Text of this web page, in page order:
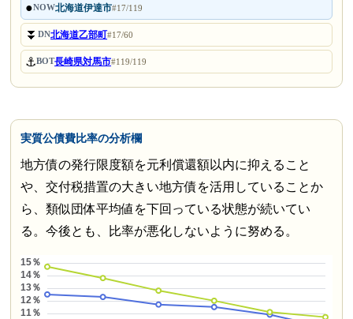
●NOW北海道伊達市#17/119
⏬DN北海道乙部町#17/60
⚓BOT長崎県対馬市#119/119
実質公債費比率の分析欄
地方債の発行限度額を元利償還額以内に抑えること
や、交付税措置の大きい地方債を活用していることか
ら、類似団体平均値を下回っている状態が続いてい
る。今後とも、比率が悪化しないように努める。